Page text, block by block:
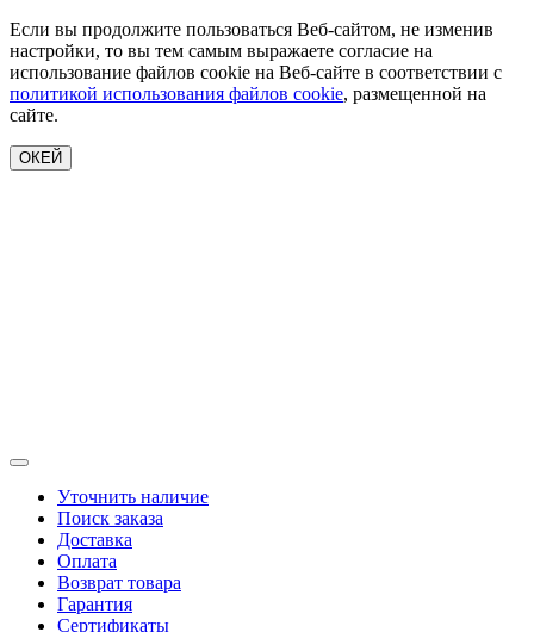
Если вы продолжите пользоваться Веб-сайтом, не изменив
настройки, то вы тем самым выражаете согласие на
использование файлов cookie на Веб-сайте в соответствии с
политикой использования файлов cookie, размещенной на
сайте.
ОКЕЙ
Уточнить наличие
Поиск заказа
Доставка
Оплата
Возврат товара
Гарантия
Сертификаты